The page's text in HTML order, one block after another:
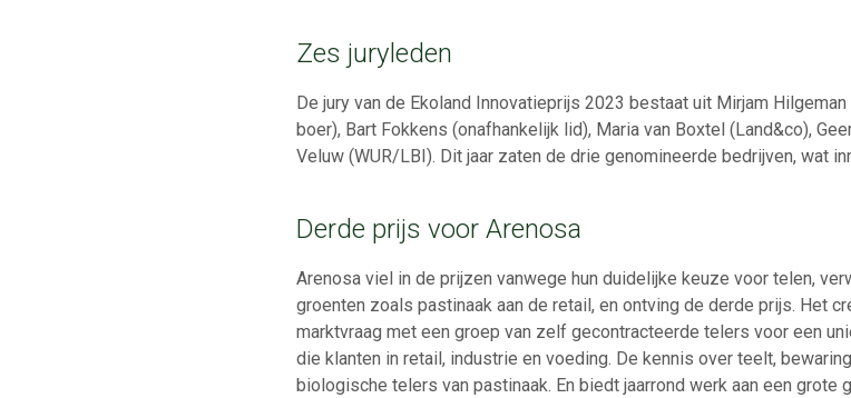
Zes juryleden
De jury van de Ekoland Innovatieprijs 2023 bestaat uit Mirjam
boer), Bart Fokkens (onafhankelijk lid), Maria van Boxtel (Land&co),
Veluw (WUR/LBI). Dit jaar zaten de drie genomineerde bedrijven, wat
Derde prijs voor Arenosa
Arenosa viel in de prijzen vanwege hun duidelijke keuze voor telen,
groenten zoals pastinaak aan de retail, en ontving de derde prijs. Het
marktvraag met een groep van zelf gecontracteerde telers voor een
die klanten in retail, industrie en voeding. De kennis over teelt,
biologische telers van pastinaak. En biedt jaarrond werk aan een grote